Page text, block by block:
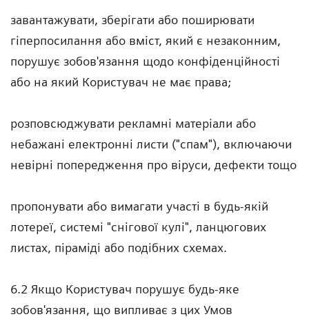
завантажувати, зберігати або поширювати
гіперпосилання або вміст, який є незаконним,
порушує зобов'язання щодо конфіденційності
або на який Користувач не має права;
розповсюджувати рекламні матеріали або
небажані електронні листи ("спам"), включаючи
невірні попередження про віруси, дефекти тощо
пропонувати або вимагати участі в будь-якій
лотереї, системі "снігової кулі", ланцюгових
листах, піраміді або подібних схемах.
6.2 Якщо Користувач порушує будь-яке
зобов'язання, що випливає з цих Умов